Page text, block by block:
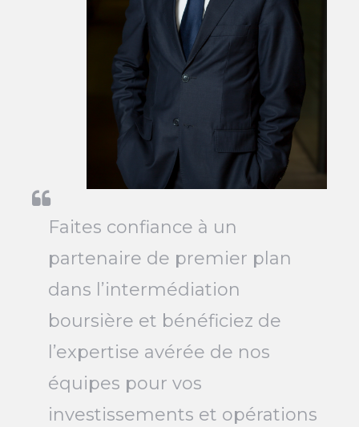
Faites confiance à un
partenaire de premier plan
dans l’intermédiation
boursière et bénéficiez de
l’expertise avérée de nos
équipes pour vos
investissements et opérations